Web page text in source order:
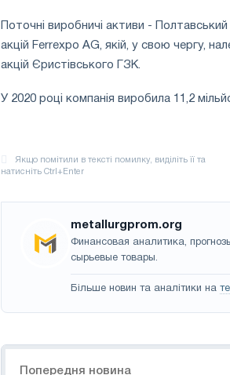
Поточні виробничі активи -
акцій Ferrexpo AG, якій, у свою чергу,
акцій Єристівського ГЗК.
У 2020 році компанія виробила 11,2
metallurgprom.org
Финансовая аналитика,
сырьевые товары.
Більше новин та аналітики на
Попередня новина